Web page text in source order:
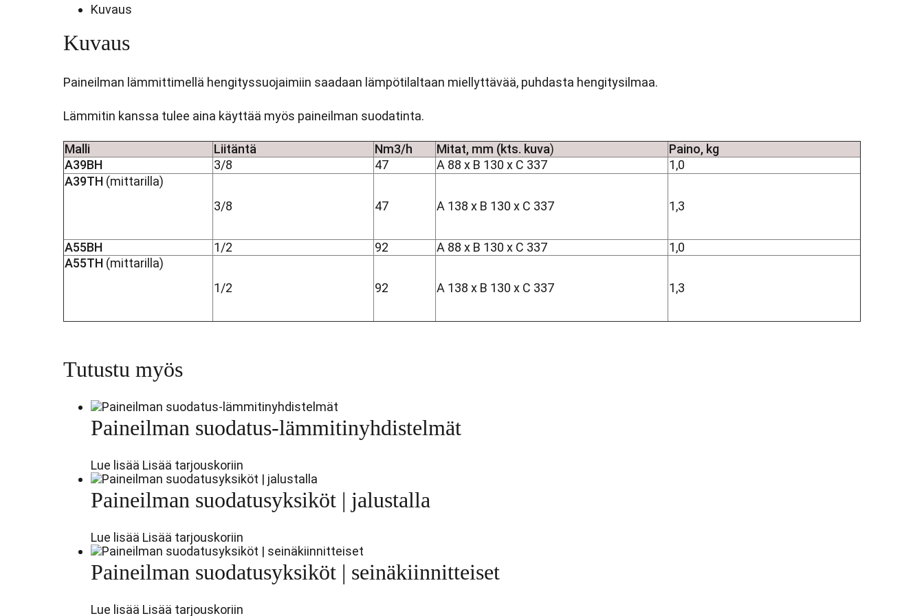
Kuvaus
Kuvaus
Paineilman lämmittimellä hengityssuojaimiin saadaan lämpötilaltaan miellyttävää, puhdasta hengitysilmaa.
Lämmitin kanssa tulee aina käyttää myös paineilman suodatinta.
Malli Liitäntä Nm3/h Mitat, mm (kts. kuva)
Paino, kg
A39BH
3/8 47 A 88 x B 130 x C 337
1,0
A39TH (mittarilla)
3/8
47 A 138 x B 130 x C 337 1,3
A55BH 1/2 92 A 88 x B 130 x C 337
1,0
A55TH (mittarilla)
1/2
92 A 138 x B 130 x C 337 1,3
Tutustu myös
Paineilman suodatus-lämmitinyhdistelmät
Lue lisää Lisää tarjouskoriin
Paineilman suodatusyksiköt | jalustalla
Lue lisää Lisää tarjouskoriin
Paineilman suodatusyksiköt | seinäkiinnitteiset
Lue lisää Lisää tarjouskoriin